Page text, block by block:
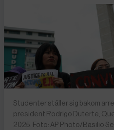
Studenter ställer sig bakom
president Rodrigo Duterte,
2025. Foto: AP Photo/Basilio